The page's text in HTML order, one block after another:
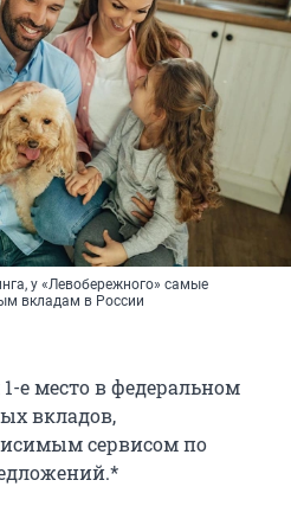
у «Левобережного» самые
вкладам в России
е место в федеральном
вкладов,
сервисом по